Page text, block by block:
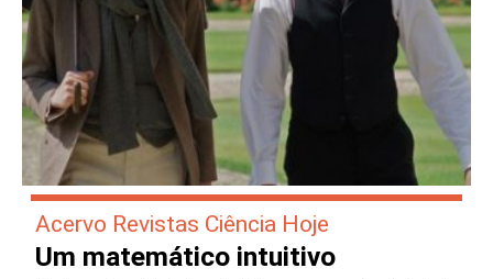
Acervo Revistas Ciência Hoje
Um matemático intuitivo